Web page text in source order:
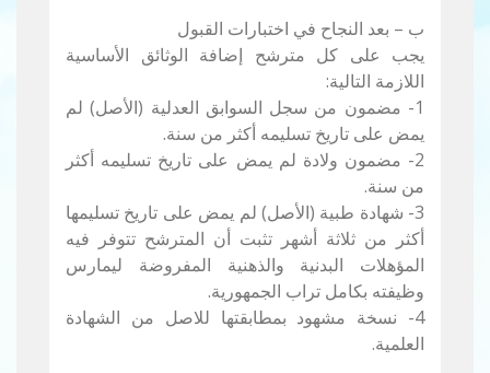
ب – بعد النجاح في اختبارات القبول
يجب على كل مترشح إضافة الوثائق الأساسية
اللازمة التالية:
1- مضمون من سجل السوابق العدلية (الأصل) لم
يمض على تاريخ تسليمه أكثر من سنة.
2- مضمون ولادة لم يمض على تاريخ تسليمه أكثر
من سنة.
3- شهادة طبية (الأصل) لم يمض على تاريخ تسليمها
أكثر من ثلاثة أشهر تثبت أن المترشح تتوفر فيه
المؤهلات البدنية والذهنية المفروضة ليمارس
وظيفته بكامل تراب الجمهورية.
4- نسخة مشهود بمطابقتها للاصل من الشهادة
العلمية.